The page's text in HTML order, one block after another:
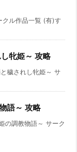
ル作品一覧 (有)す
牝姫～ 攻略
穢されし牝姫～ サ
語～ 攻略
の調教物語～ サーク